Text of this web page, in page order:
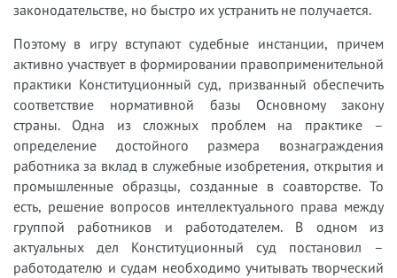
законодательстве, но быстро их устранить не получается.
Поэтому в игру вступают судебные инстанции, причем
активно участвует в формировании правоприменительной
практики Конституционный суд, призванный обеспечить
соответствие нормативной базы Основному закону
страны. Одна из сложных проблем на практике –
определение достойного размера вознаграждения
работника за вклад в служебные изобретения, открытия и
промышленные образцы, созданные в соавторстве. То
есть, решение вопросов интеллектуального права между
группой работников и работодателем. В одном из
актуальных дел Конституционный суд постановил –
работодателю и судам необходимо учитывать творческий